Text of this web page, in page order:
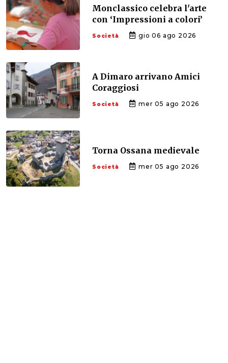
Monclassico celebra l'arte
con ‘Impressioni a colori’
Società gio 06 ago 2026
A Dimaro arrivano Amici
Coraggiosi
Società mer 05 ago 2026
Torna Ossana medievale
Società mer 05 ago 2026